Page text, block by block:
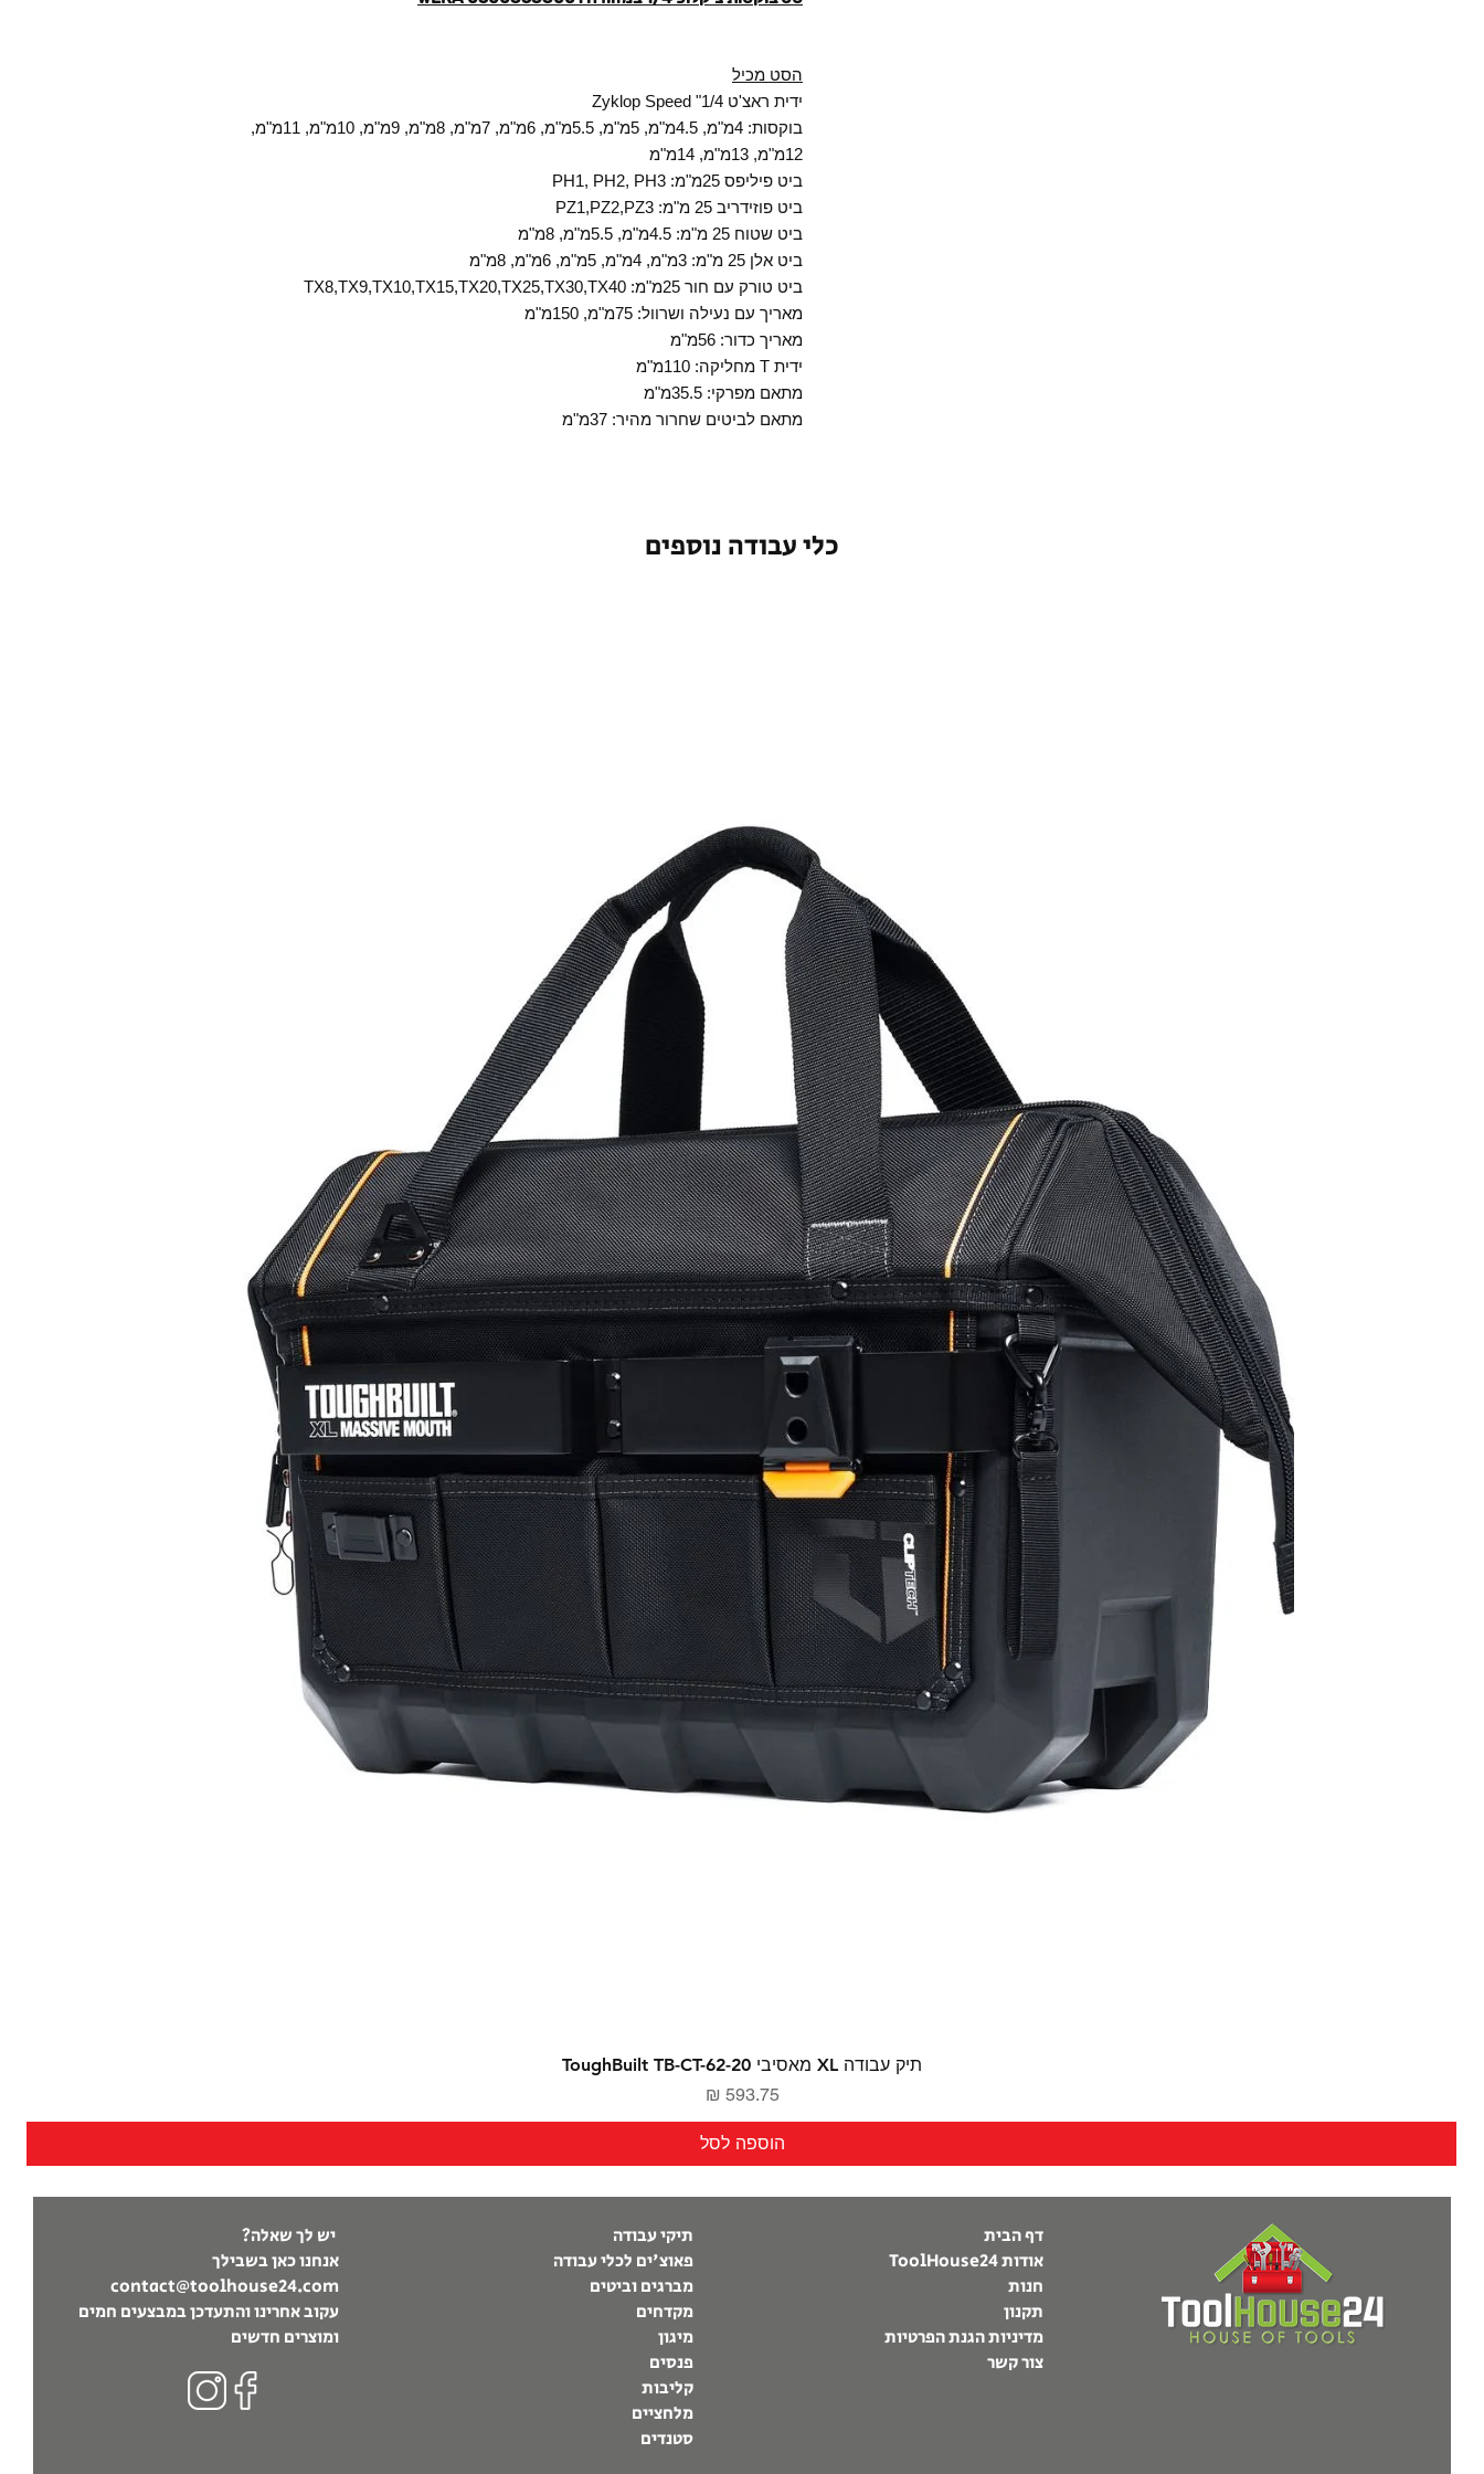
הסט מכיל
ידית ראצ'ט Zyklop Speed "1/4
בוקסות: 4מ"מ, 4.5מ"מ, 5מ"מ, 5.5מ"מ, 6מ"מ, 7מ"מ, 8מ"מ, 9מ"מ, 10מ"מ, 11מ"מ,
12מ"מ, 13מ"מ, 14מ"מ
ביט פיליפס 25מ"מ: PH1, PH2, PH3
ביט פוזידריב 25 מ"מ: PZ1,PZ2,PZ3
ביט שטוח 25 מ"מ: 4.5מ"מ, 5.5מ"מ, 8מ"מ
ביט אלן 25 מ"מ: 3מ"מ, 4מ"מ, 5מ"מ, 6מ"מ, 8מ"מ
ביט טורק עם חור 25מ"מ: TX8,TX9,TX10,TX15,TX20,TX25,TX30,TX40
מאריך עם נעילה ושרוול: 75מ"מ, 150מ"מ
מאריך כדור: 56מ"מ
ידית T מחליקה: 110מ"מ
מתאם מפרקי: 35.5מ"מ
מתאם לביטים שחרור מהיר: 37מ"מ
כלי עבודה נוספים
תיק עבודה XL מאסיבי ToughBuilt TB-CT-62-20
מחיר‏593.75 ‏₪
הוספה לסל
יש לך שאלה?
אנחנו כאן בשבילך
contact@toolhouse24.com
עקוב אחרינו והתעדכן במבצעים חמים
ומוצרים חדשים
תיקי עבודה
פאוצ'ים לכלי עבודה
מברגים וביטים
מקדחים
מיגון
פנסים
קליבות
מלחציים
סטנדים
דף הבית
אודות ToolHouse24
חנות
תקנון
מדיניות הגנת הפרטיות
צור קשר